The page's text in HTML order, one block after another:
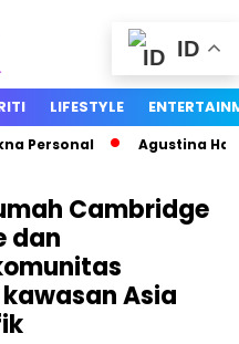
LIFESTYLE
Agustina
Cambridge
dan
Asia
ID